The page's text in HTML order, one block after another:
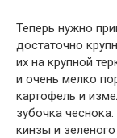
Теперь нужно
достаточно
их на крупной
и очень мелко
картофель и
зубочка
кинзы и